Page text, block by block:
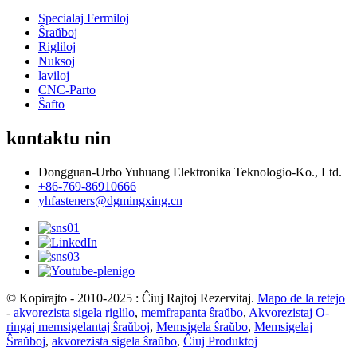
Specialaj Fermiloj
Ŝraŭboj
Rigliloj
Nuksoj
laviloj
CNC-Parto
Ŝafto
kontaktu nin
Dongguan-Urbo Yuhuang Elektronika Teknologio-Ko., Ltd.
+86-769-86910666
yhfasteners@dgmingxing.cn
© Kopirajto - 2010-2025 : Ĉiuj Rajtoj Rezervitaj. Mapo de la retejo
- akvorezista sigela riglilo, memfrapanta ŝraŭbo, Akvorezistaj O-
ringaj memsigelantaj ŝraŭboj, Memsigela ŝraŭbo, Memsigelaj
Ŝraŭboj, akvorezista sigela ŝraŭbo, Ĉiuj Produktoj